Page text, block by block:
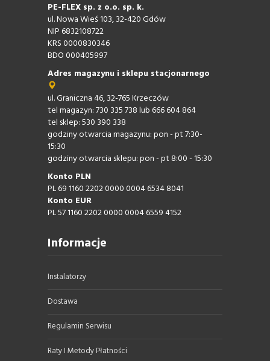
PE-FLEX sp. z o.o. sp. k.
ul. Nowa Wieś 103, 32-420 Gdów
NIP 6832108722
KRS 0000830346
BDO 000405997
Adres magazynu i sklepu stacjonarnego
ul. Graniczna 46, 32-765 Krzeczów
tel magazyn: 730 335 738 lub 666 604 864
tel sklep: 530 390 338
godziny otwarcia magazynu: pon - pt 7:30-
15:30
godziny otwarcia sklepu: pon - pt 8:00 - 15:30
Konto PLN
PL 69 1160 2202 0000 0004 6534 8041
Konto EUR
PL 57 1160 2202 0000 0004 6559 4152
Informacje
Instalatorzy
Dostawa
Regulamin Serwisu
Raty I Metody Płatności